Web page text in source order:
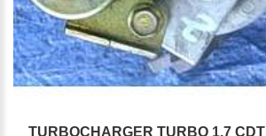
TURBOCHARGER TURBO 1.7